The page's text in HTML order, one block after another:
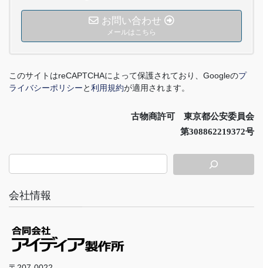
お問い合わせ
メールはこちら
このサイトはreCAPTCHAによって保護されており、 Googleのプ
ライバシーポリシーと利用規約が適用されます。
古物商許可 東京都公安委員会
第308862219372号
会社情報